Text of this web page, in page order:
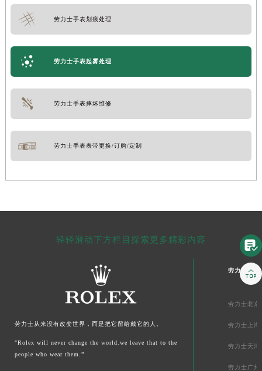
劳力士手表划痕处理
劳力士手表起雾处理
劳力士手表摔坏维修
劳力士手表表带更换/订购/定制
轻轻滑动下方栏目探索更多精彩内容
劳力士从来没有改变世界，而是把它留给戴它的人。
"Rolex will never change the world.we leave that to the
people who wear them.”
劳力士中国
劳力士北京
劳力士上海
劳力士天津
劳力士广州

